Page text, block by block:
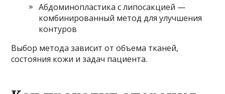
Абдоминопластика с липосакцией —
комбинированный метод для улучшения
контуров
Выбор метода зависит от объема тканей,
состояния кожи и задач пациента.